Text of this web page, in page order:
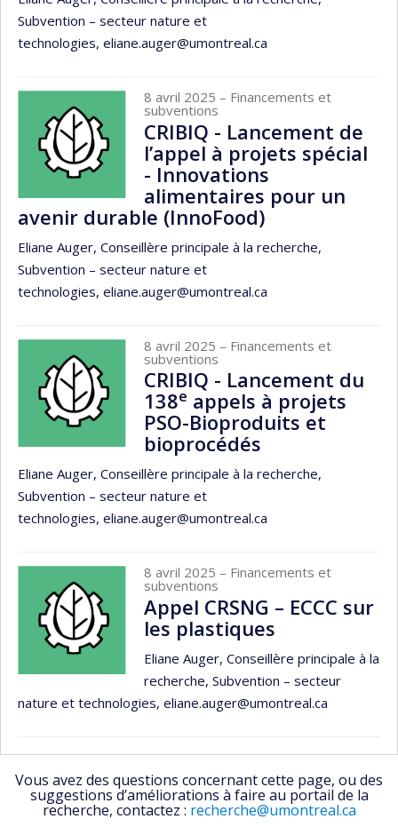
Subvention – secteur nature et
technologies, eliane.auger@umontreal.ca
8 avril 2025 – Financements et
subventions
CRIBIQ - Lancement de
l’appel à projets spécial
- Innovations
alimentaires pour un
avenir durable (InnoFood)
Eliane Auger, Conseillère principale à la recherche,
Subvention – secteur nature et
technologies, eliane.auger@umontreal.ca
8 avril 2025 – Financements et
subventions
CRIBIQ - Lancement du
138e appels à projets
PSO-Bioproduits et
bioprocédés
Eliane Auger, Conseillère principale à la recherche,
Subvention – secteur nature et
technologies, eliane.auger@umontreal.ca
8 avril 2025 – Financements et
subventions
Appel CRSNG – ECCC sur
les plastiques
Eliane Auger, Conseillère principale à la
recherche, Subvention – secteur
nature et technologies, eliane.auger@umontreal.ca
Vous avez des questions concernant cette page, ou des
suggestions d’améliorations à faire au portail de la
recherche, contactez : recherche@umontreal.ca